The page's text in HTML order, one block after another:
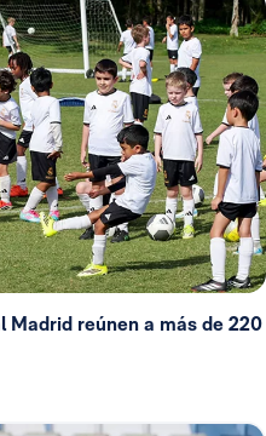
Madrid reúnen a más de 220